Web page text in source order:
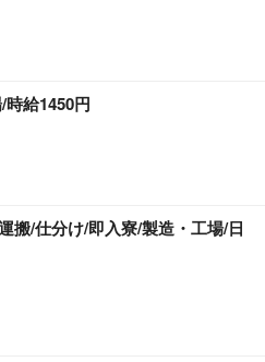
給1450円
搬/仕分け/即入寮/製造・工場/日